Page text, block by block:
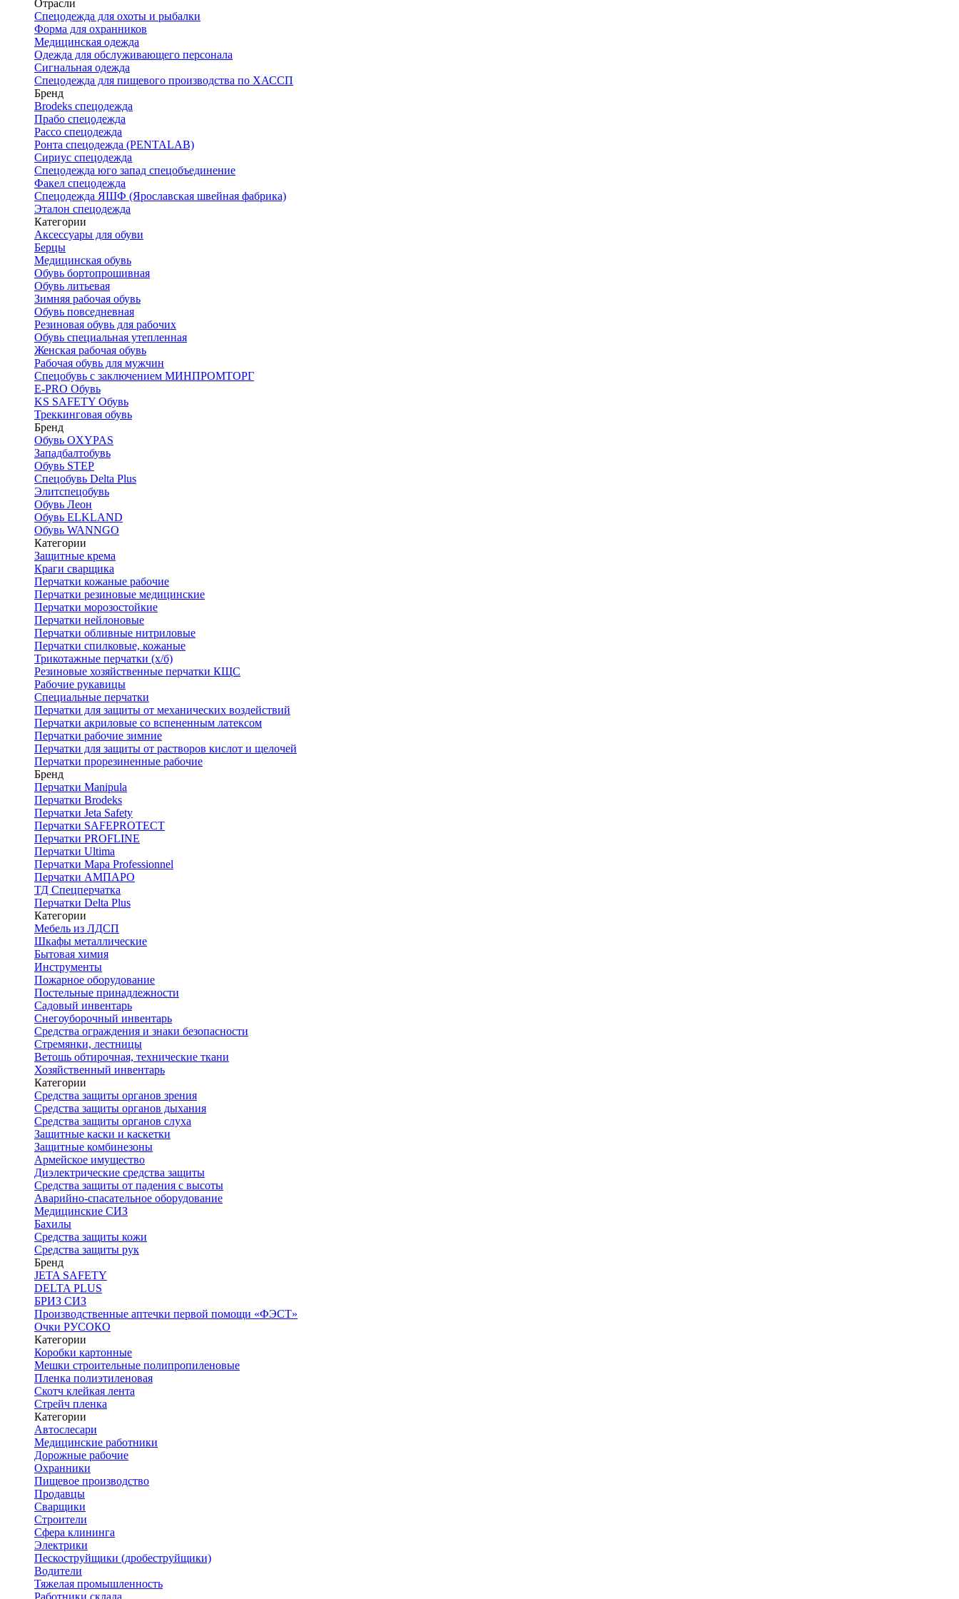
Отрасли
Спецодежда для охоты и рыбалки
Форма для охранников
Медицинская одежда
Одежда для обслуживающего персонала
Сигнальная одежда
Спецодежда для пищевого производства по ХАССП
Бренд
Brodeks спецодежда
Прабо спецодежда
Рассо спецодежда
Ронта спецодежда (PENTALAB)
Сириус спецодежда
Спецодежда юго запад спецобъединение
Факел спецодежда
Спецодежда ЯШФ (Ярославская швейная фабрика)
Эталон спецодежда
Категории
Аксессуары для обуви
Берцы
Медицинская обувь
Обувь бортопрошивная
Обувь литьевая
Зимняя рабочая обувь
Обувь повседневная
Резиновая обувь для рабочих
Обувь специальная утепленная
Женская рабочая обувь
Рабочая обувь для мужчин
Спецобувь с заключением МИНПРОМТОРГ
E-PRO Обувь
KS SAFETY Обувь
Треккинговая обувь
Бренд
Обувь OXYPAS
Западбалтобувь
Обувь STEP
Спецобувь Delta Plus
Элитспецобувь
Обувь Леон
Обувь ELKLAND
Обувь WANNGO
Категории
Защитные крема
Краги сварщика
Перчатки кожаные рабочие
Перчатки резиновые медицинские
Перчатки морозостойкие
Перчатки нейлоновые
Перчатки обливные нитриловые
Перчатки спилковые, кожаные
Трикотажные перчатки (х/б)
Резиновые хозяйственные перчатки КЩС
Рабочие рукавицы
Специальные перчатки
Перчатки для защиты от механических воздействий
Перчатки акриловые со вспененным латексом
Перчатки рабочие зимние
Перчатки для защиты от растворов кислот и щелочей
Перчатки прорезиненные рабочие
Бренд
Перчатки Manipula
Перчатки Brodeks
Перчатки Jeta Safety
Перчатки SAFEPROTECT
Перчатки PROFLINE
Перчатки Ultima
Перчатки Мара Professionnel
Перчатки АМПАРО
ТД Спецперчатка
Перчатки Delta Plus
Категории
Мебель из ЛДСП
Шкафы металлические
Бытовая химия
Инструменты
Пожарное оборудование
Постельные принадлежности
Садовый инвентарь
Снегоуборочный инвентарь
Средства ограждения и знаки безопасности
Стремянки, лестницы
Ветошь обтирочная, технические ткани
Хозяйственный инвентарь
Категории
Средства защиты органов зрения
Средства защиты органов дыхания
Средства защиты органов слуха
Защитные каски и каскетки
Защитные комбинезоны
Армейское имущество
Диэлектрические средства защиты
Средства защиты от падения с высоты
Аварийно-спасательное оборудование
Медицинские СИЗ
Бахилы
Средства защиты кожи
Средства защиты рук
Бренд
JETA SAFETY
DELTA PLUS
БРИЗ СИЗ
Производственные аптечки первой помощи «ФЭСТ»
Очки РУСОКО
Категории
Коробки картонные
Мешки строительные полипропиленовые
Пленка полиэтиленовая
Скотч клейкая лента
Стрейч пленка
Категории
Автослесари
Медицинские работники
Дорожные рабочие
Охранники
Пищевое производство
Продавцы
Сварщики
Строители
Сфера клининга
Электрики
Пескоструйщики (дробеструйщики)
Водители
Тяжелая промышленность
Работники склада